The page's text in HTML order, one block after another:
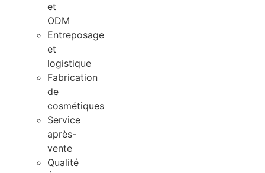
et
ODM
Entreposage
et
logistique
Fabrication
de
cosmétiques
Service
après-
vente
Qualité